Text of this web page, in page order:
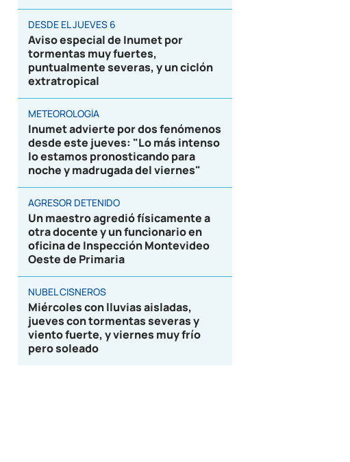
DESDE EL JUEVES 6
Aviso especial de Inumet por
tormentas muy fuertes,
puntualmente severas, y un ciclón
extratropical
METEOROLOGÍA
Inumet advierte por dos fenómenos
desde este jueves: "Lo más intenso
lo estamos pronosticando para
noche y madrugada del viernes"
AGRESOR DETENIDO
Un maestro agredió físicamente a
otra docente y un funcionario en
oficina de Inspección Montevideo
Oeste de Primaria
NUBEL CISNEROS
Miércoles con lluvias aisladas,
jueves con tormentas severas y
viento fuerte, y viernes muy frío
pero soleado